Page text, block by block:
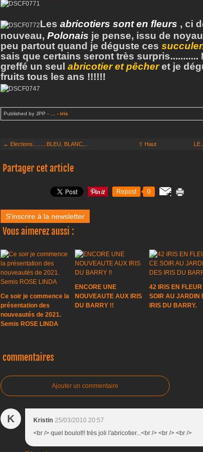
Les abricotiers sont en fleurs , ci
nouveau, Polonais je pense, issu de
peu partout quand je déguste ces
sais que certains seront très surpris...........
greffé un seul abricotier et pêcheret je
fruits tous les ans !!!!!!
Published by JPP - - iris
← Elections.........BLEU, BLANC,... ⇧ Haut LE
Partager cet article
Repost 0
S'inscrire à la newsletter
Vous aimerez aussi :
Ce soir je commence la
présentation des
nouveautés de 2021.
Semis ROSE LINDA
ENCORE UNE
NOUVEAUTE AUX IRIS
DU BARRY !!
42 IRIS EN
SOIR AU JARDIN
IRIS DU BARRY.
commentaires
Ajouter un commentaire
K Kristin 25/03/2010 20:57
<br /> quel boulot!! très joli l'abricotier...<br /> <br /> <br />